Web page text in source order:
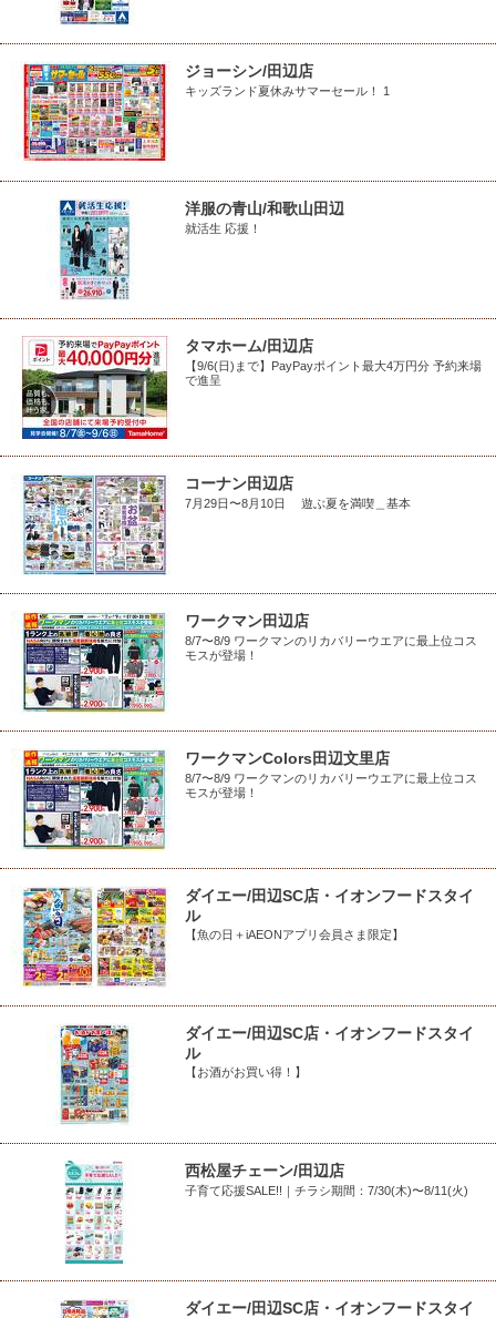
ジョーシン/田辺店
キッズランド夏休みサマーセール！ 1
洋服の青山/和歌山田辺
就活生 応援！
タマホーム/田辺店
【9/6(日)まで】PayPayポイント最大4万円分 予約来場
で進呈
コーナン田辺店
7月29日〜8月10日 遊ぶ夏を満喫＿基本
ワークマン田辺店
8/7〜8/9 ワークマンのリカバリーウエアに最上位コス
モスが登場！
ワークマンColors田辺文里店
8/7〜8/9 ワークマンのリカバリーウエアに最上位コス
モスが登場！
ダイエー/田辺SC店・イオンフードスタイ
ル
【魚の日＋iAEONアプリ会員さま限定】
ダイエー/田辺SC店・イオンフードスタイ
ル
【お酒がお買い得！】
西松屋チェーン/田辺店
子育て応援SALE!!｜チラシ期間：7/30(木)〜8/11(火)
ダイエー/田辺SC店・イオンフードスタイ